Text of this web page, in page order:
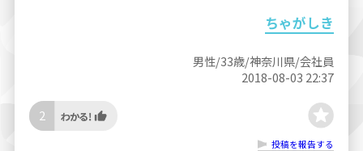
ちゃがしき
男性/33歳/神奈川県/会社員
2018-08-03 22:37
2
投稿を報告する